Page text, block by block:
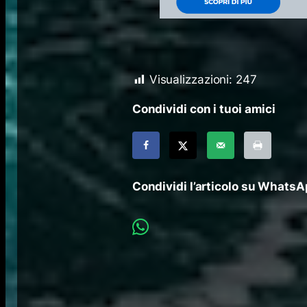
Visualizzazioni: 247
Condividi con i tuoi amici
Condividi l’articolo su